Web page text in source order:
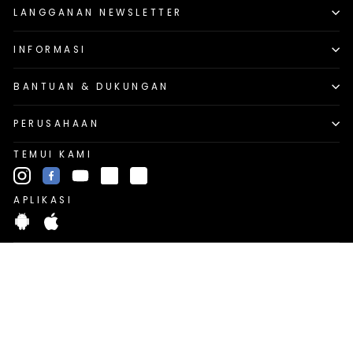
LANGGANAN NEWSLETTER
INFORMASI
BANTUAN & DUKUNGAN
PERUSAHAAN
TEMUI KAMI
Instagram
FacebookYouTube TikTok
APLIKASI